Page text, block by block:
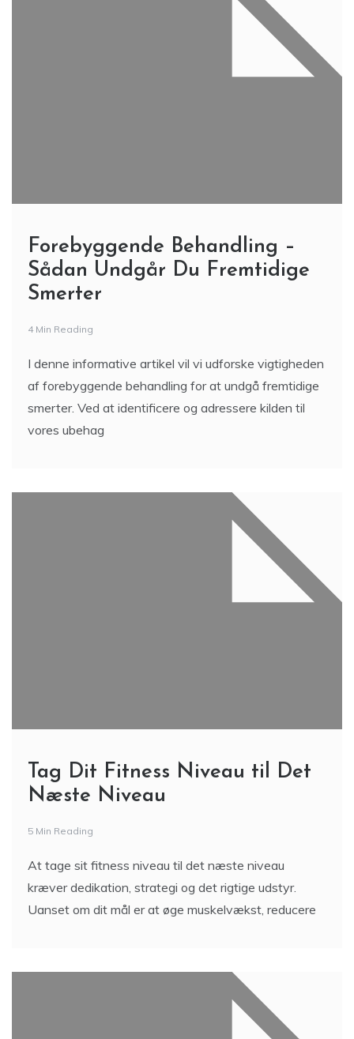
Forebyggende Behandling –
Sådan Undgår Du Fremtidige
Smerter
4 Min Reading
I denne informative artikel vil vi udforske vigtigheden
af forebyggende behandling for at undgå fremtidige
smerter. Ved at identificere og adressere kilden til
vores ubehag
Tag Dit Fitness Niveau til Det
Næste Niveau
5 Min Reading
At tage sit fitness niveau til det næste niveau
kræver dedikation, strategi og det rigtige udstyr.
Uanset om dit mål er at øge muskelvækst, reducere